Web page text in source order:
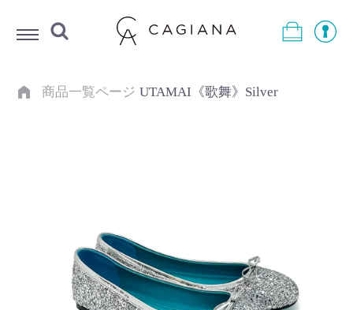
Menu
商品一覧ページ UTAMAI《歌舞》Silver